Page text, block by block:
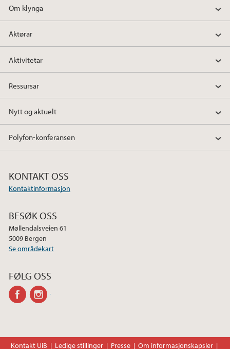
Om klynga
Aktørar
Aktivitetar
Ressursar
Nytt og aktuelt
Polyfon-konferansen
KONTAKT OSS
Kontaktinformasjon
BESØK OSS
Møllendalsveien 61
5009 Bergen
Se områdekart
FØLG OSS
facebook
Kontakt UiB Ledige stillinger Presse Om informasjonskapsler